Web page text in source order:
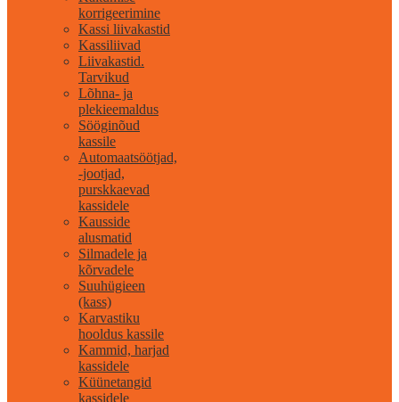
korrigeerimine
Kassi liivakastid
Kassiliivad
Liivakastid.
Tarvikud
Lõhna- ja
plekieemaldus
Sööginõud
kassile
Automaatsöötjad,
-jootjad,
purskkaevad
kassidele
Kausside
alusmatid
Silmadele ja
kõrvadele
Suuhügieen
(kass)
Karvastiku
hooldus kassile
Kammid, harjad
kassidele
Küünetangid
kassidele